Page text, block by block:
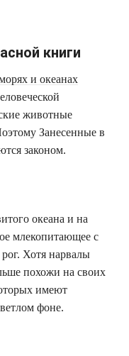
книги
и океанах
животные
Занесенные в
законом.
океана и на
млекопитающее с
Хотя нарвалы
похожи на своих
имеют
фоне.